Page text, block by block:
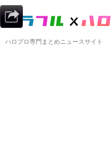
ハロプロ専門まとめニュースサイト